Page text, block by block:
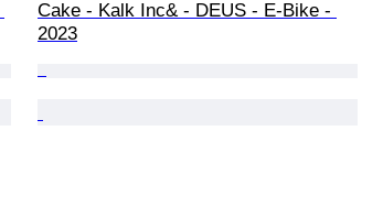
Cake - Kalk Inc& - DEUS - E-Bike -
2023